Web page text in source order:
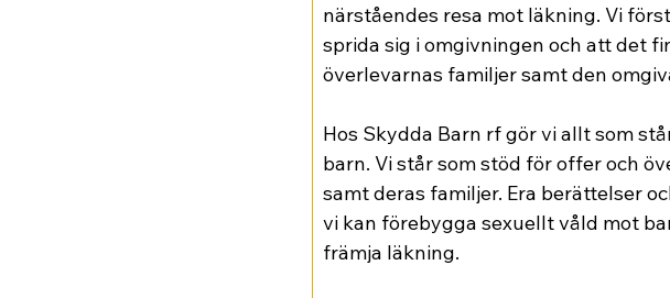
närståendes resa mot läkning. Vi
sprida sig i omgivningen och att det
överlevarnas familjer samt den
Hos Skydda Barn rf gör vi allt som
barn. Vi står som stöd för offer och
samt deras familjer. Era berättelser
vi kan förebygga sexuellt våld mot
främja läkning.